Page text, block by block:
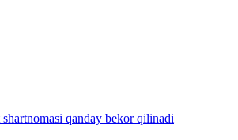
qanday bekor qilinadi